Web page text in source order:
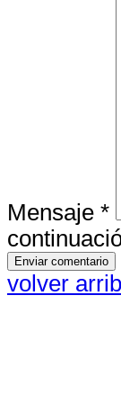
Mensaje *
volver